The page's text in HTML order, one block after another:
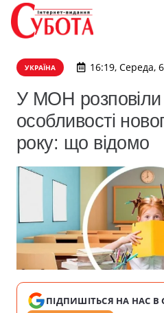
УКРАЇНА 16:19, Середа,
У МОН
особливості
року: що відомо
ПІДПИШІТЬСЯ НА НАС В